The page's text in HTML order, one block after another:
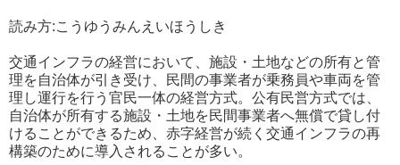
読み方:こうゆうみんえいほうしき
交通インフラの経営において、施設・土地などの所有と管
理を自治体が引き受け、民間の事業者が乗務員や車両を管
理し運行を行う官民一体の経営方式。公有民営方式では、
自治体が所有する施設・土地を民間事業者へ無償で貸し付
けることができるため、赤字経営が続く交通インフラの再
構築のために導入されることが多い。